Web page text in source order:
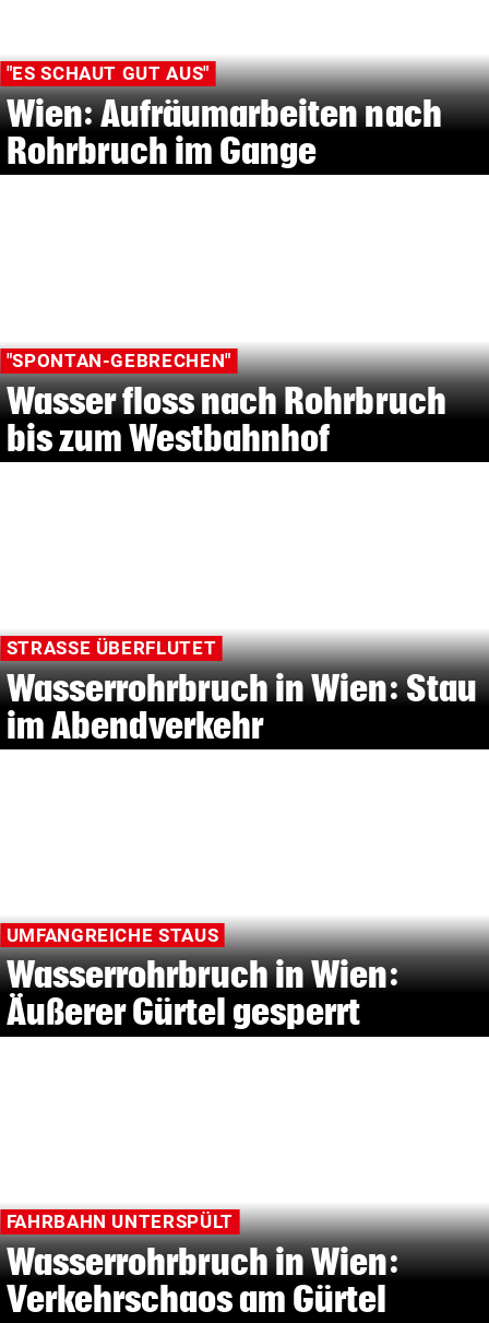
"ES SCHAUT GUT AUS"
Wien: Aufräumarbeiten nach
Rohrbruch im Gange
"SPONTAN-GEBRECHEN"
Wasser floss nach Rohrbruch
bis zum Westbahnhof
STRASSE ÜBERFLUTET
Wasserrohrbruch in Wien: Stau
im Abendverkehr
UMFANGREICHE STAUS
Wasserrohrbruch in Wien:
Äußerer Gürtel gesperrt
FAHRBAHN UNTERSPÜLT
Wasserrohrbruch in Wien:
Verkehrschaos am Gürtel